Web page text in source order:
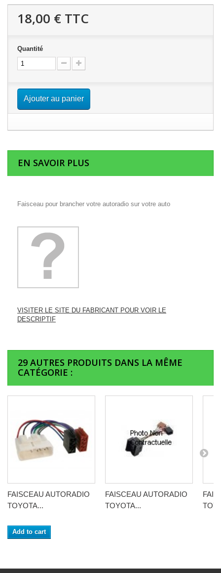
18,00 € TTC
Quantité
Ajouter au panier
EN SAVOIR PLUS
Faisceau pour brancher votre autoradio sur votre auto
VISITER LE SITE DU FABRICANT POUR VOIR LE
DESCRIPTIF
29 AUTRES PRODUITS DANS LA MÊME
CATÉGORIE :
FAISCEAU AUTORADIO
TOYOTA...
Add to cart
FAISCEAU AUTORADIO
TOYOTA...